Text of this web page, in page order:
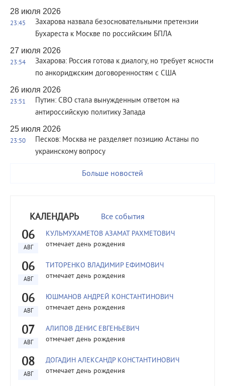
28 июля 2026
23:45
Захарова назвала безосновательными претензии
Бухареста к Москве по российским БПЛА
27 июля 2026
23:54
Захарова: Россия готова к диалогу, но требует ясности
по анкориджским договоренностям с США
26 июля 2026
23:51
Путин: СВО стала вынужденным ответом на
антироссийскую политику Запада
25 июля 2026
23:50
Песков: Москва не разделяет позицию Астаны по
украинскому вопросу
Больше новостей
КАЛЕНДАРЬ Все события
06
АВГ
КУЛЬМУХАМЕТОВ АЗАМАТ РАХМЕТОВИЧ
отмечает день рождения
06
АВГ
ТИТОРЕНКО ВЛАДИМИР ЕФИМОВИЧ
отмечает день рождения
06
АВГ
ЮШМАНОВ АНДРЕЙ КОНСТАНТИНОВИЧ
отмечает день рождения
07
АВГ
АЛИПОВ ДЕНИС ЕВГЕНЬЕВИЧ
отмечает день рождения
08
АВГ
ДОГАДИН АЛЕКСАНДР КОНСТАНТИНОВИЧ
отмечает день рождения